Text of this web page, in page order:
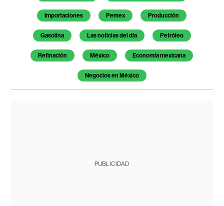
Importaciones Pemex Producción
Gasolina Las noticias del día Petróleo
Refinación México Economía mexicana
Negocios en México
PUBLICIDAD